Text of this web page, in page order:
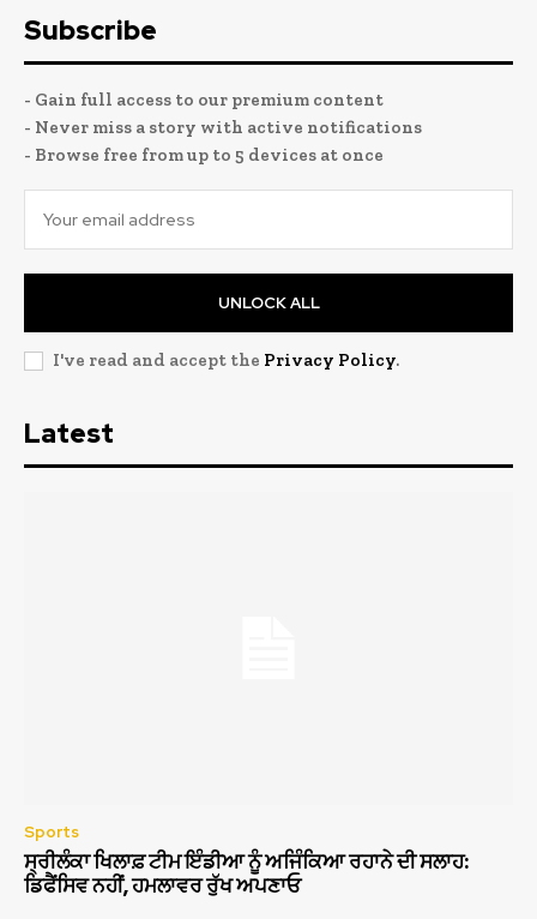
Subscribe
- Gain full access to our premium content
- Never miss a story with active notifications
- Browse free from up to 5 devices at once
UNLOCK ALL
I've read and accept the Privacy Policy.
Latest
Sports
ਸ੍ਰੀਲੰਕਾ ਖਿਲਾਫ਼ ਟੀਮ ਇੰਡੀਆ ਨੂੰ ਅਜਿੰਕਿਆ ਰਹਾਨੇ ਦੀ ਸਲਾਹ:
ਡਿਫੈਂਸਿਵ ਨਹੀਂ, ਹਮਲਾਵਰ ਰੁੱਖ ਅਪਣਾਓ